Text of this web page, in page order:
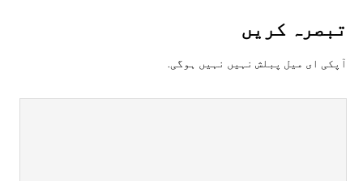
تبصرہ کريں
آپکی ای ميل پبلش نہيں نہيں ہوگی.